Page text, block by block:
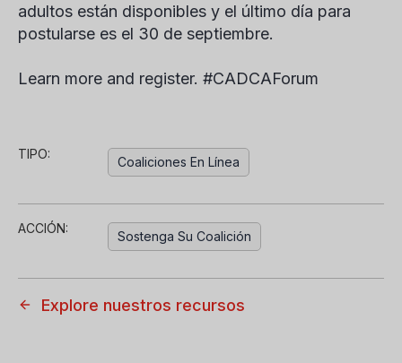
adultos están disponibles y el último día para
postularse es el 30 de septiembre.
Learn more and register. #CADCAForum
TIPO:
Coaliciones En Línea
ACCIÓN:
Sostenga Su Coalición
Explore nuestros recursos